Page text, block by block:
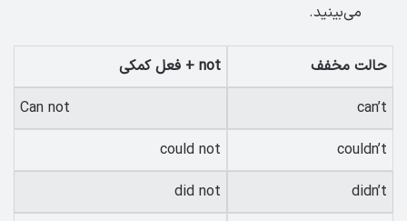
می‌بینید.
حالت مخفف
not + فعل کمکی
can’t
Can not
couldn’t
could not
didn’t
did not